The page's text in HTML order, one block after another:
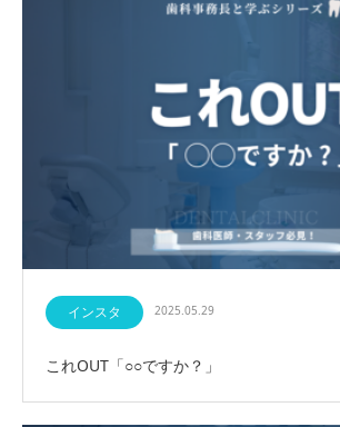
インスタ 2025.05.29
これOUT「○○ですか？」